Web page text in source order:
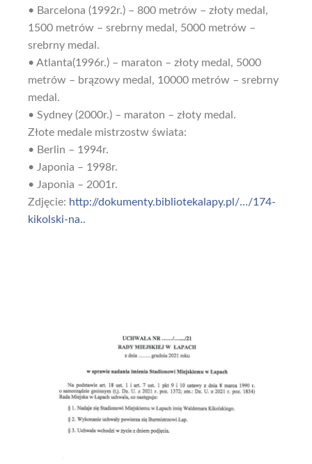
• Barcelona (1992r.) – 800 metrów – złoty medal,
1500 metrów – srebrny medal, 5000 metrów –
srebrny medal.
• Atlanta(1996r.) – maraton – złoty medal, 5000
metrów – brązowy medal, 10000 metrów – srebrny
medal.
• Sydney (2000r.) – maraton – złoty medal.
Złote medale mistrzostw świata:
• Berlin – 1994r.
• Japonia – 1998r.
• Japonia – 2001r.
Zdjęcie: http://dokumenty.bibliotekalapy.pl/…/174-
kikolski-na..